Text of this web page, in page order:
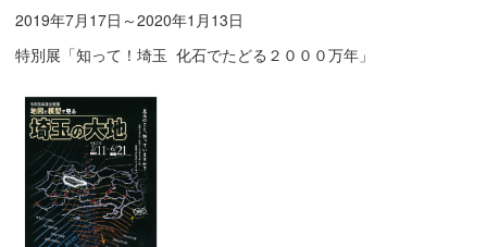
2019年7月17日～2020年1月13日
特別展「知って！埼玉 化石でたどる２０００万年」